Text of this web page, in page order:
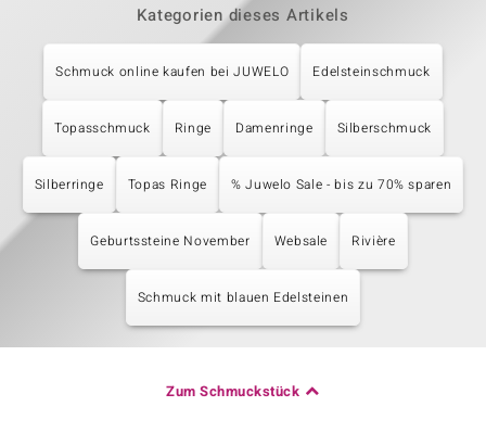
Kategorien dieses Artikels
Schmuck online kaufen bei JUWELO Edelsteinschmuck
Topasschmuck Ringe Damenringe Silberschmuck
Silberringe Topas Ringe % Juwelo Sale - bis zu 70% sparen
Geburtssteine November Websale Rivière
Schmuck mit blauen Edelsteinen
Zum Schmuckstück